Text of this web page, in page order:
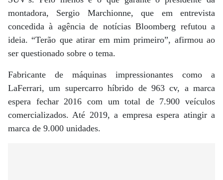
montadora, Sergio Marchionne, que em entrevista
concedida à agência de notícias Bloomberg refutou a
ideia. “Terão que atirar em mim primeiro”, afirmou ao
ser questionado sobre o tema.
Fabricante de máquinas impressionantes como a
LaFerrari, um supercarro híbrido de 963 cv, a marca
espera fechar 2016 com um total de 7.900 veículos
comercializados. Até 2019, a empresa espera atingir a
marca de 9.000 unidades.